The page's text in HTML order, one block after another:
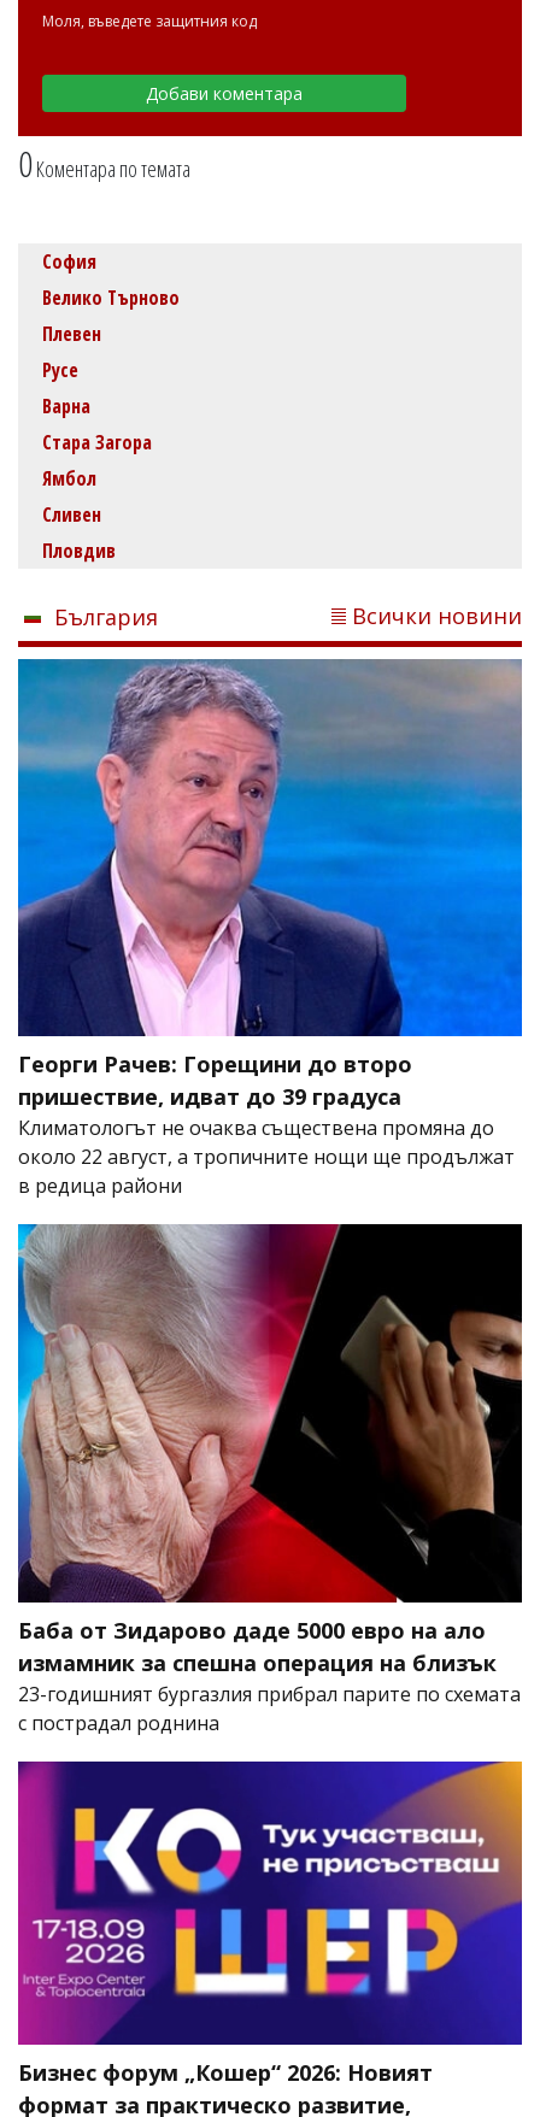
0Коментара по темата
Моля, въведете защитния код
София
Велико Търново
Плевен
Русе
Варна
Стара Загора
Ямбол
Сливен
Пловдив
България Всички новини
Георги Рачев: Горещини до второ
пришествие, идват до 39 градуса
Климатологът не очаква съществена промяна до
около 22 август, а тропичните нощи ще продължат
в редица райони
Баба от Зидарово даде 5000 евро на ало
измамник за спешна операция на близък
23-годишният бургазлия прибрал парите по схемата
с пострадал роднина
Бизнес форум „Кошер“ 2026: Новият
формат за практическо развитие,